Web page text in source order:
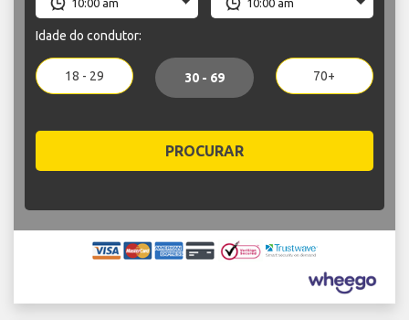
Idade do condutor:
18 - 29 30 - 69 70+
PROCURAR